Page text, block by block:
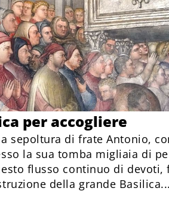
per accogliere
sepoltura di frate Antonio,
la sua tomba migliaia di
flusso continuo di devoti,
della grande Basilica...